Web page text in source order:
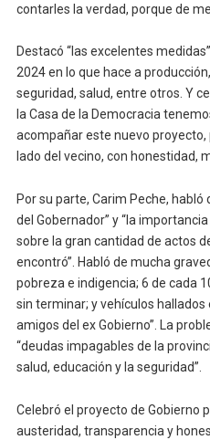
contarles la verdad, porque de
Destacó “las excelentes
2024 en lo que hace a
seguridad, salud, entre otros. Y
la Casa de la Democracia
acompañar este nuevo proyecto,
lado del vecino, con honestidad,
Por su parte, Carim Peche, habló
del Gobernador” y “la
sobre la gran cantidad de actos
encontró”. Habló de mucha
pobreza e indigencia; 6 de cada
sin terminar; y vehículos
amigos del ex Gobierno”. La
“deudas impagables de la
salud, educación y la seguridad”.
Celebró el proyecto de Gobierno
austeridad, transparencia y